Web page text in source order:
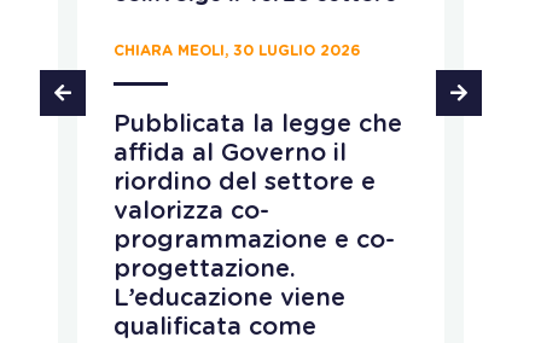
CHIARA MEOLI, 30 LUGLIO 2026
Pubblicata la legge che
affida al Governo il
riordino del settore e
valorizza co-
programmazione e co-
progettazione.
L’educazione viene
qualificata come